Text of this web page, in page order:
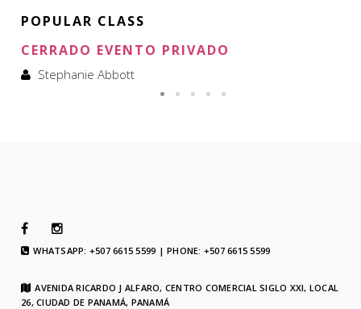
POPULAR CLASS
CERRADO EVENTO PRIVADO
Stephanie Abbott
WHATSAPP: +507 6615 5599 | PHONE: +507 6615 5599
AVENIDA RICARDO J ALFARO, CENTRO COMERCIAL SIGLO XXI, LOCAL
26, CIUDAD DE PANAMÁ, PANAMÁ